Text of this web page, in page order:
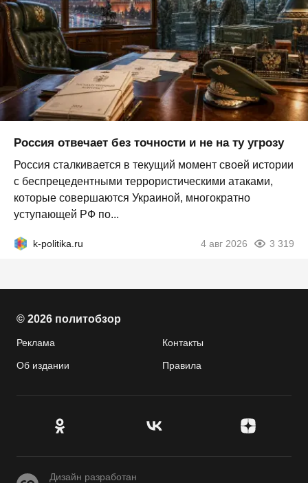
Россия отвечает без точности и не на ту угрозу
Россия сталкивается в текущий момент своей истории
с беспрецедентными террористическими атаками,
которые совершаются Украиной, многократно
уступающей РФ по...
k-politika.ru 4 авг 2026 3 319
© 2026 политобзор
Реклама Контакты
Об издании Правила